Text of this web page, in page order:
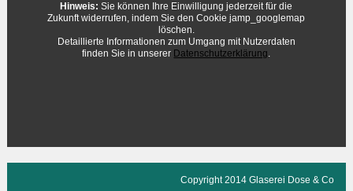
Hinweis: Sie können Ihre Einwilligung jederzeit für die
Zukunft widerrufen, indem Sie den Cookie jamp_googlemap
löschen.
Detaillierte Informationen zum Umgang mit Nutzerdaten
finden Sie in unserer Datenschutzerklärung.
Copyright 2014 Glaserei Dose & Co